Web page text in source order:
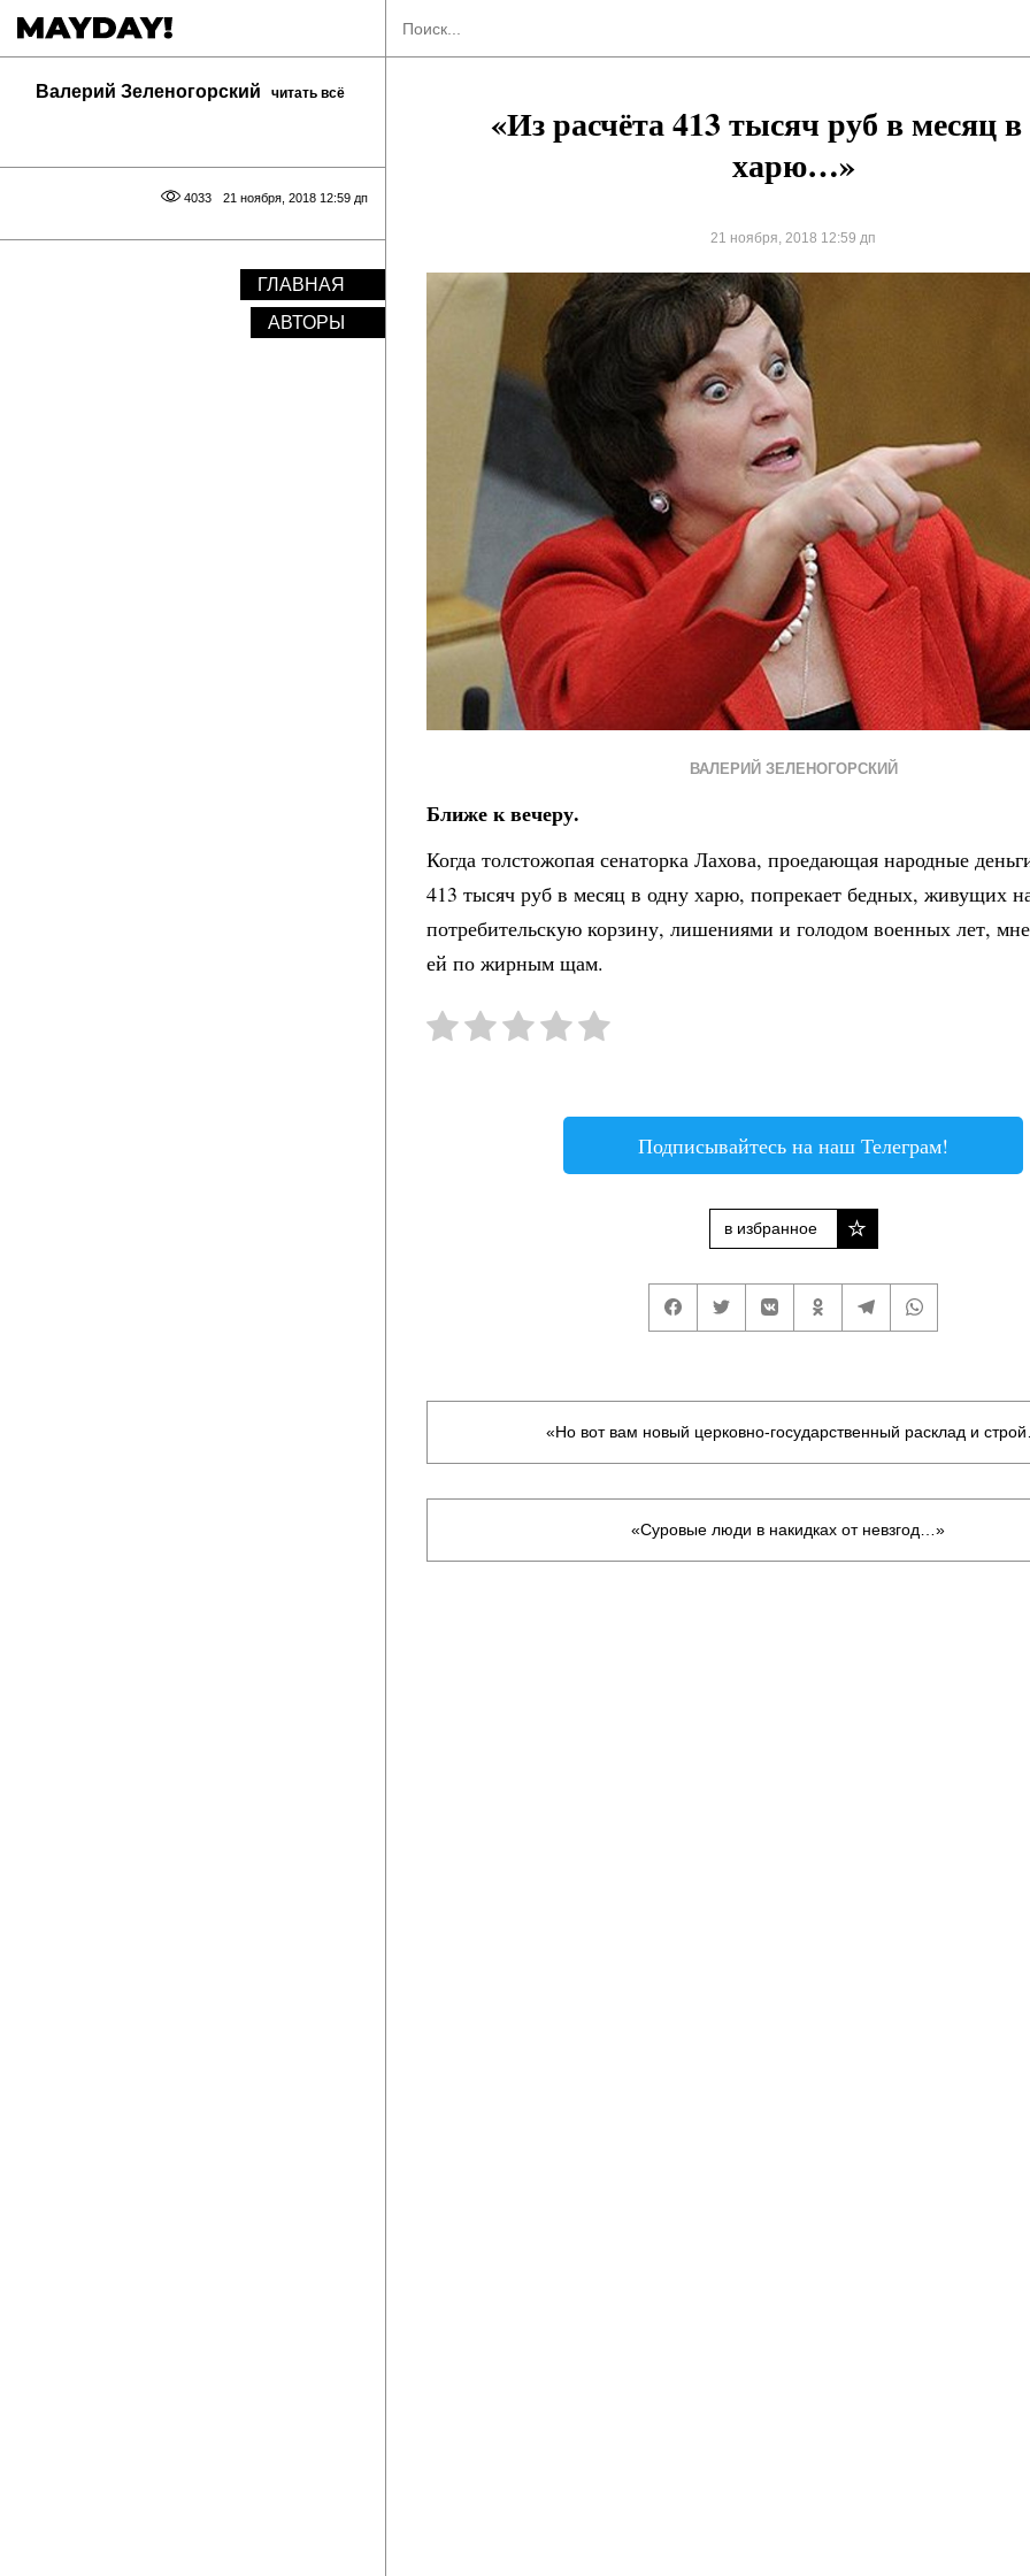
Валерий Зеленогорский читать всё
21 ноября, 2018 12:59 дп
4033
ГЛАВНАЯ
АВТОРЫ
«Из расчёта 413 тысяч руб в месяц
харю…»
21 ноября, 2018 12:59 дп
ВАЛЕРИЙ ЗЕЛЕНОГОРСКИЙ
Ближе к вечеру.
Когда толстожопая сенаторка Лахова, проедающая народные
413 тысяч руб в месяц в одну харю, попрекает бедных, живущих
потребительскую корзину, лишениями и голодом военных лет, мне
ей по жирным щам.
Подписывайтесь на наш Телеграм!
в избранное
«Но вот вам новый церковно-государственный расклад и
«Суровые люди в накидках от невзгод…»